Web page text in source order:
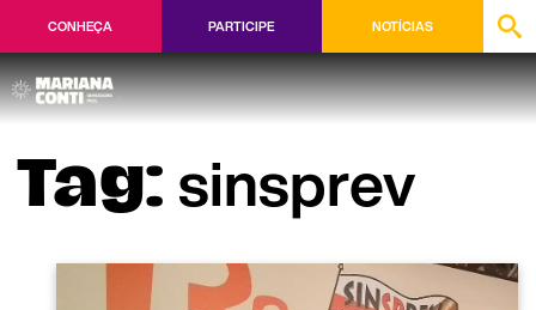
CONHEÇA PARTICIPE NOTÍCIAS
Tag: sinsprev